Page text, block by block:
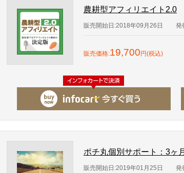
農耕型アフィリエイト2.0
販売開始日:2018年09月26日 発
販売価格:19,700 円(税込)
ポチ丸個別サポート：3ヶ
販売開始日:2019年01月25日
発